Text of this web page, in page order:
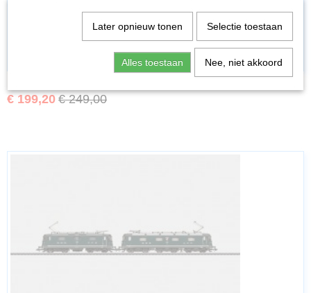
€ 199,20 € 249,00
Later opnieuw tonen Selectie toestaan
Alles toestaan Nee, niet akkoord